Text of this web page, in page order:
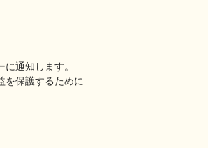
通知します。
を保護するために